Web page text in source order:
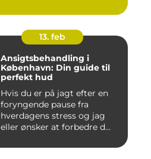
13. feb
Ansigtsbehandling i
København: Din guide til
perfekt hud
Hvis du er på jagt efter en
foryngende pause fra
hverdagens stress og jag
eller ønsker at forbedre d...